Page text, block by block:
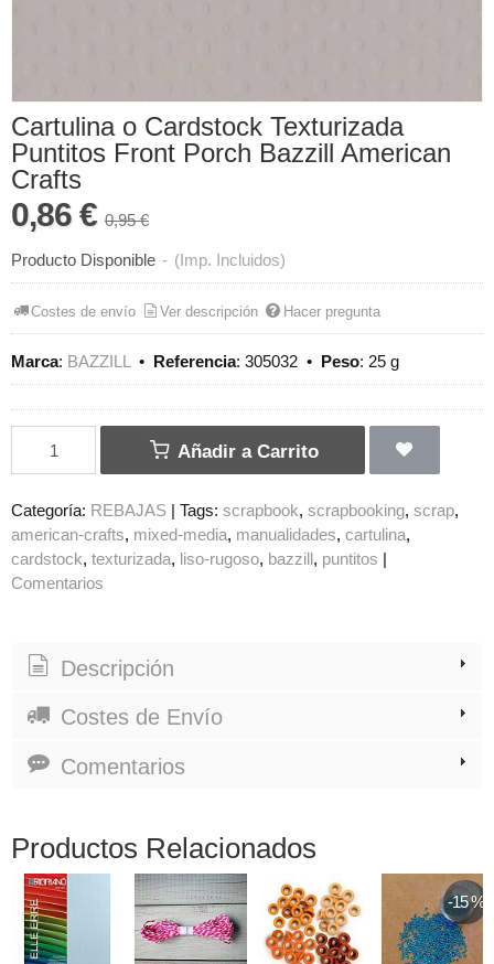
Cartulina o Cardstock Texturizada
Puntitos Front Porch Bazzill American
Crafts
0,86 € 0,95 €
Producto Disponible - (Imp. Incluidos)
Costes de envío Ver descripción Hacer pregunta
Marca: BAZZILL• Referencia: 305032 • Peso: 25 g
Añadir a Carrito
Categoría: REBAJAS Tags: scrapbook scrapbooking scrap
american-crafts mixed-media manualidades cartulina
cardstock texturizada liso-rugoso bazzill puntitos
Comentarios
Descripción
Costes de Envío
Comentarios
Productos Relacionados
-15 %